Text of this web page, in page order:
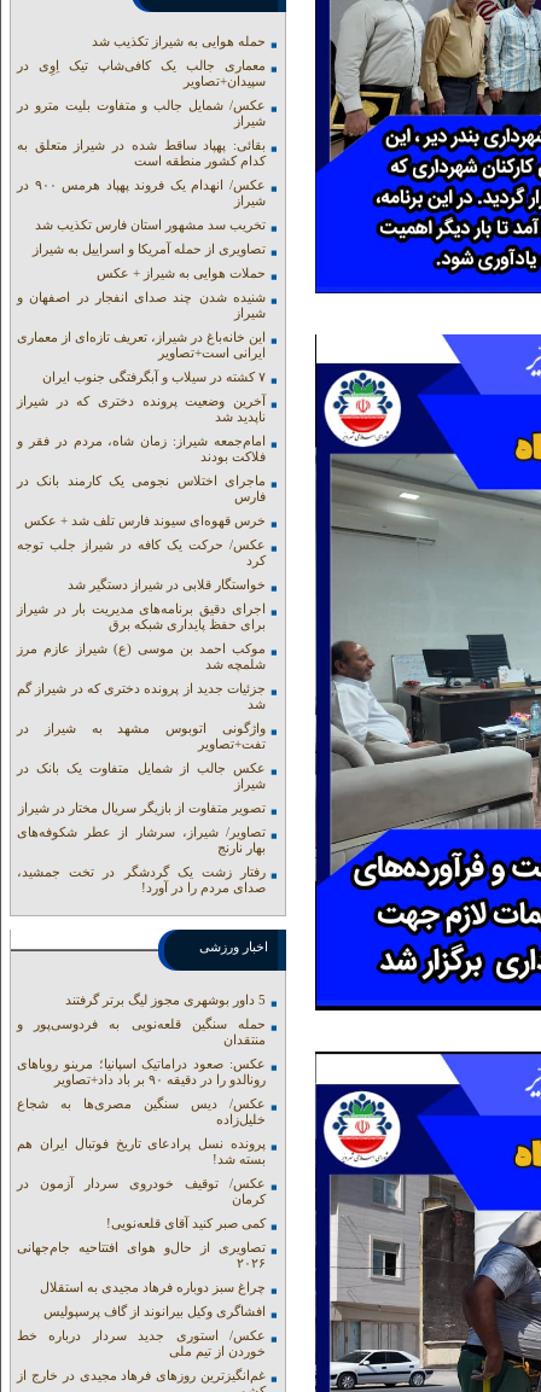
حمله هوایی به شیراز تکذیب شد
معماری جالب یک کافی‌شاپ تیک اِوِی در
سپیدان+تصاویر
عکس/ شمایل جالب و متفاوت بلیت مترو در
شیراز
بقائی: پهپاد ساقط شده در شیراز متعلق به
کدام کشور منطقه است
عکس/ انهدام یک فروند پهپاد هرمس ۹۰۰ در
شیراز
تخریب سد مشهور استان فارس تکذیب شد
تصاویری از حمله آمریکا و اسراییل به شیراز
حملات هوایی به شیراز + عکس
شنیده شدن چند صدای انفجار در اصفهان و
شیراز
این خانه‌باغ در شیراز، تعریف تازه‌ای از معماری
ایرانی است+تصاویر
۷ کشته در سیلاب و آبگرفتگی جنوب ایران
آخرین وضعیت پرونده دختری که در شیراز
ناپدید شد
امام‌جمعه شیراز: زمان شاه، مردم در فقر و
فلاکت بودند
ماجرای اختلاس نجومی یک کارمند بانک در
فارس
خرس قهوه‌ای سیوند فارس تلف شد + عکس
عکس/ حرکت یک کافه در شیراز جلب توجه
کرد
خواستگار قلابی در شیراز دستگیر شد
اجرای دقیق برنامه‌های مدیریت بار در شیراز
برای حفظ پایداری شبکه برق
موکب احمد بن موسی (ع) شیراز عازم مرز
شلمچه شد
جزئیات جدید از پرونده دختری که در شیراز گم
شد
واژگونی اتوبوس مشهد به شیراز در
تفت+تصاویر
عکس جالب از شمایل متفاوت یک بانک در
شیراز
تصویر متفاوت از بازیگر سریال مختار در شیراز
تصاویر/ شیراز، سرشار از عطر شکوفه‌های
بهار نارنج
رفتار زشت یک گردشگر در تخت جمشید،
صدای مردم را در آورد!
اخبار ورزشی
5 داور بوشهری مجوز لیگ برتر گرفتند
حمله سنگین قلعه‌نویی به فردوسی‌پور و
منتقدان
عکس: صعود دراماتیک اسپانیا؛ مرینو رویاهای
رونالدو را در دقیقه ۹۰ بر باد داد+تصاویر
عکس/ دیس سنگین مصری‌ها به شجاع
خلیل‌زاده
پرونده نسل پرادعای تاریخ فوتبال ایران هم
بسته شد!
عکس/ توقیف خودروی سردار آزمون در
کرمان
کمی صبر کنید آقای قلعه‌نویی!
تصاویری از حال‌و هوای افتتاحیه جام‌جهانی
۲۰۲۶
چراغ سبز دوباره فرهاد مجیدی به استقلال
افشاگری وکیل بیرانوند از گاف‌ پرسپولیس
عکس/ استوری جدید سردار درباره خط
خوردن از تیم ملی
غم‌انگیزترین روزهای فرهاد مجیدی در خارج از